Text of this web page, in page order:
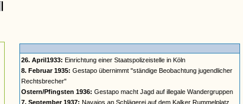
26. April1933: Einrichtung einer Staatspolizeistelle in Köln
8. Februar 1935: Gestapo übernimmt "ständige Beobachtung jugendlicher
Rechtsbrecher"
Ostern/Pfingsten 1936: Gestapo macht Jagd auf illegale Wandergruppen
7. September 1937: Navajos an Schlägerei auf dem Kalker Rummelplatz